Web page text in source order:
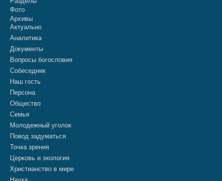
Фото
Архивы
Актуально
Аналитика
Документы
Вопросы богословия
Собеседник
Наш гость
Персона
Общество
Семья
Молодежный уголок
Повод задуматься
Точка зрения
Церковь и экология
Христианство в мире